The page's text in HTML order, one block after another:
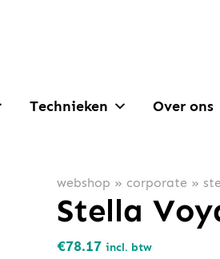
Technieken Over ons
webshop » corporate »
Stella
€78.17 incl. btw